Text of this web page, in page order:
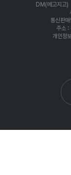
DM(메고지고)
통신판
주소 :
개인정